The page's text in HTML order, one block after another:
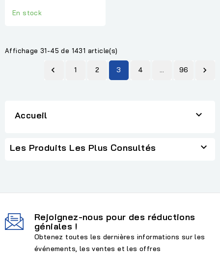
En stock
Affichage 31-45 de 1431 article(s)
 1 2 3 4 … 96 
Accueil 
Les Produits Les Plus Consultés 
Rejoignez-nous pour des réductions
géniales !
Obtenez toutes les dernières informations sur les
événements, les ventes et les offres